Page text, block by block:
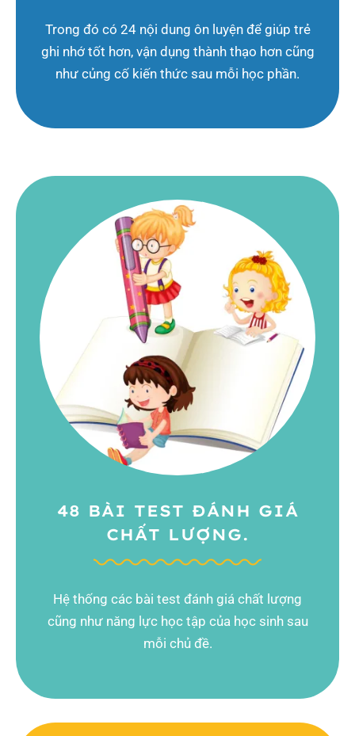
Trong đó có 24 nội dung ôn luyện để giúp trẻ
ghi nhớ tốt hơn, vận dụng thành thạo hơn cũng
như củng cố kiến thức sau mỗi học phần.
48 BÀI TEST ĐÁNH GIÁ
CHẤT LƯỢNG.
Hệ thống các bài test đánh giá chất lượng
cũng như năng lực học tập của học sinh sau
mỗi chủ đề.